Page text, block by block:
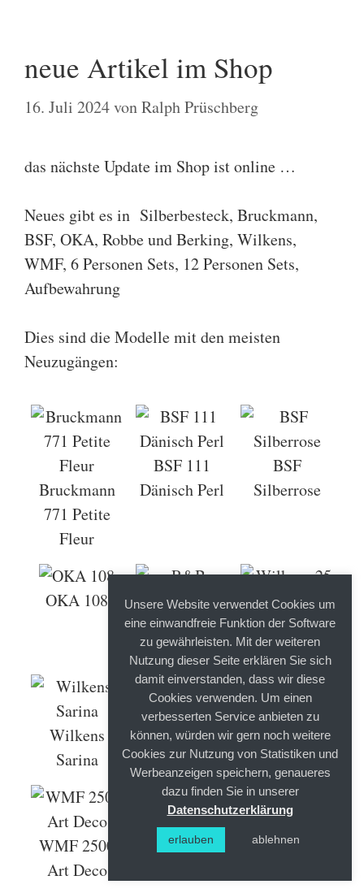
neue Artikel im Shop
16. Juli 2024vonRalph Prüschberg
das nächste Update im Shop ist online …
Neues gibt es in Silberbesteck, Bruckmann,
BSF, OKA, Robbe und Berking, Wilkens,
WMF, 6 Personen Sets, 12 Personen Sets,
Aufbewahrung
Dies sind die Modelle mit den meisten
Neuzugängen:
Bruckmann
771 Petite
Fleur
BSF 111
Dänisch Perl
BSF
Silberrose
OKA 108
R&B
Mercedes
Wilkens 25
Barbara
Wilkens
Sarina
WMF 1900 WMF 2200
WMF 2500
Art Deco
WMF 900
WMF 4800
Unsere Website verwendet Cookies um
eine einwandfreie Funktion der Software
zu gewährleisten. Mit der weiteren
Nutzung dieser Seite erklären Sie sich
damit einverstanden, dass wir diese
Cookies verwenden. Um einen
verbesserten Service anbieten zu
können, würden wir gern noch weitere
Cookies zur Nutzung von Statistiken und
Werbeanzeigen speichern, genaueres
dazu finden Sie in unserer
Datenschutzerklärung
erlauben ablehnen